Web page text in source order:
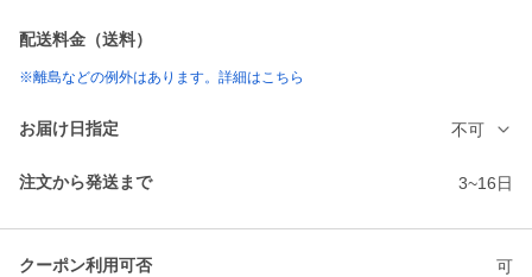
配送料金（送料）
※離島などの例外はあります。詳細はこちら
お届け日指定 不可
注文から発送まで 3~16日
クーポン利用可否 可